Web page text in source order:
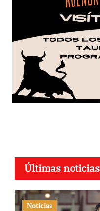
Últimas noticias
Noticias